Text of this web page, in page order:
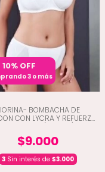
10% OFF
3 o más
BOMBACHA DE
CON LYCRA Y REFUERZO
$9.000
3 Sin interés de$3.000